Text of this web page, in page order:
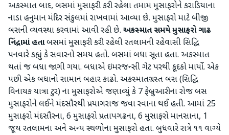
અકસ્માત બાદ, બસમાં મુસાફરી કરી રહેલા તમામ મુસાફરોને કરાડિયાના
નાડા હનુમાન મંદિર સંકુલમાં રાખવામાં આવ્યા છે. મુસાફરો માટે બીજી
બસની વ્યવસ્થા કરવામાં આવી રહી છે. અકસ્માત સમયે મુસાફરો ગાઢ
નિંદ્રામાં હતાબસમાં મુસાફરી કરી રહેલી રતલામની રહેવાસી સિદ્ધિ
પનવારે કહ્યું કે સવારનો સમય હતો. બસમાં બધા સૂતા હતા. અકસ્માત
થતાં જ બધા જાગી ગયા. બધાએ ઇમરજન્સી ગેટ પરથી કૂદકો માર્યો. એક
પછી એક બધાનો સામાન બહાર કાઢો. અકસ્માતગ્રસ્ત બસ (સિદ્ધિ
વિનાયક યાત્રા ટુર) ના મુસાફરોએ જણાવ્યું કે 7 ફેબ્રુઆરીના રોજ બસ
મુસાફરોને લઈને મંદસૌરથી પ્રયાગરાજ જવા રવાના થઈ હતી. આમાં 25
મુસાફરો મંદસૌરના, 6 મુસાફરો પ્રતાપગઢના, 6 મુસાફરો માનસાના, 1
જૂથ રતલામના અને અન્ય સ્થળોના મુસાફરો હતા. બુધવારે રાત્રે ૧૧ વાગ્યે